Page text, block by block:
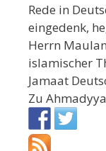
Rede in
eingedenk,
Herrn
islamischer
Jamaat
Zu